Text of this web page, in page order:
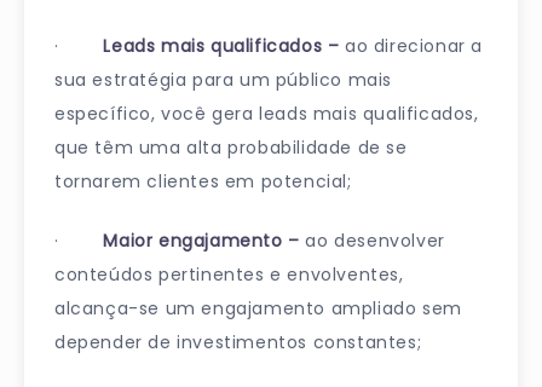
·Leads mais qualificados –ao direcionar a
sua estratégia para um público mais
específico, você gera leads mais qualificados,
que têm uma alta probabilidade de se
tornarem clientes em potencial;
·Maior engajamento –ao desenvolver
conteúdos pertinentes e envolventes,
alcança-se um engajamento ampliado sem
depender de investimentos constantes;